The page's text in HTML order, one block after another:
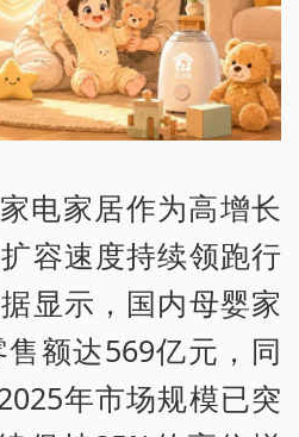
电家居作为高增长
容速度持续领跑行
显示，国内母婴家
额达569亿元，同
年市场规模已突